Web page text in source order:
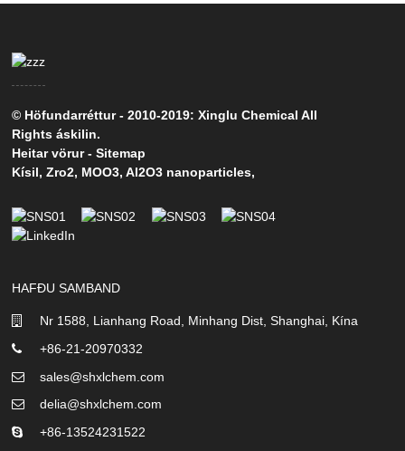
© Höfundarréttur - 2010-2019: Xinglu Chemical All
Rights áskilin.
Heitar vörur-Sitemap
Kísil,Zro2, MOO3,Al2O3 nanoparticles,
HAFÐU SAMBAND
Nr 1588, Lianhang Road, Minhang Dist, Shanghai, Kína
+86-21-20970332
sales@shxlchem.com
delia@shxlchem.com
+86-13524231522